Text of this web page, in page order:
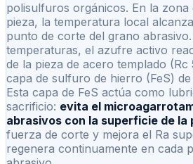
polisulfuros orgánicos. En la
pieza, la temperatura local
punto de corte del grano
temperaturas, el azufre activo
de la pieza de acero templado
capa de sulfuro de hierro (FeS) de
Esta capa de FeS actúa como
sacrificio: evita el
abrasivos con la superficie de la
fuerza de corte y mejora el Ra
regenera continuamente en cada